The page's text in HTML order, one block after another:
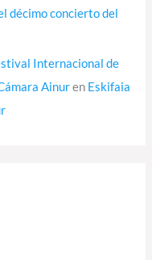
décimo concierto del
Internacional de
Ainuren Eskifaia